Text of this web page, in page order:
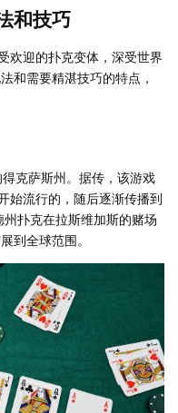
和技巧
欢迎的扑克变体，深受世界
和需要精湛技巧的特点，
克萨斯州。据传，该游戏
始流行的，随后逐渐传播到
扑克在拉斯维加斯的赌场
到全球范围。